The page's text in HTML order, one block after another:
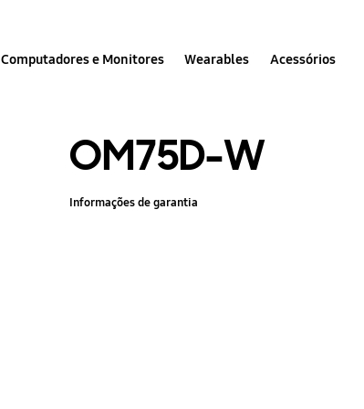
Computadores e Monitores Wearables Acessórios
OM75D-W
Informações de garantia